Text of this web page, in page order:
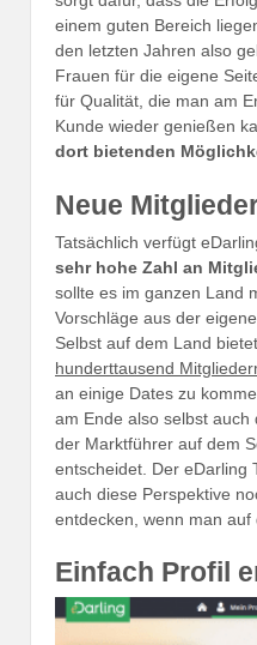
einem guten Bereich
den letzten Jahren also
Frauen für die eigene
für Qualität, die man am
Kunde wieder genießen
dort bietenden
Neue
Tatsächlich verfügt
sehr hohe Zahl an
sollte es im ganzen Land
Vorschläge aus der
Selbst auf dem Land
hunderttausend
an einige Dates zu
am Ende also selbst
der Marktführer auf dem
entscheidet. Der eDarling
auch diese Perspektive
entdecken, wenn man auf
Einfach Profil